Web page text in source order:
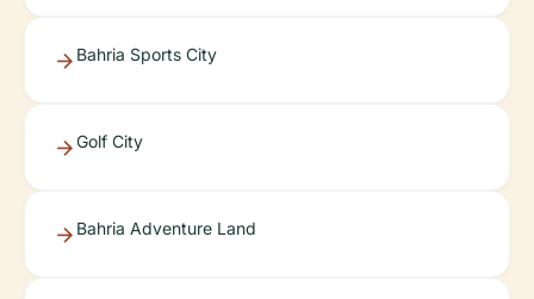
Bahria Sports City
Golf City
Bahria Adventure Land